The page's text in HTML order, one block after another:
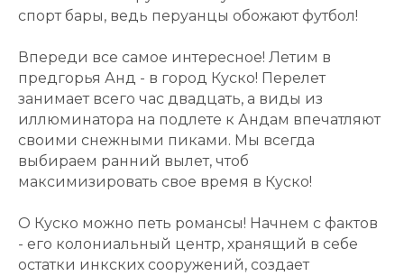
спорт бары, ведь перуанцы обожают футбол!
Впереди все самое интересное! Летим в
предгорья Анд - в город Куско! Перелет
занимает всего час двадцать, а виды из
иллюминатора на подлете к Андам впечатляют
своими снежными пиками. Мы всегда
выбираем ранний вылет, чтоб
максимизировать свое время в Куско!
О Куско можно петь романсы! Начнем с фактов
- его колониальный центр, хранящий в себе
остатки инкских сооружений, создает